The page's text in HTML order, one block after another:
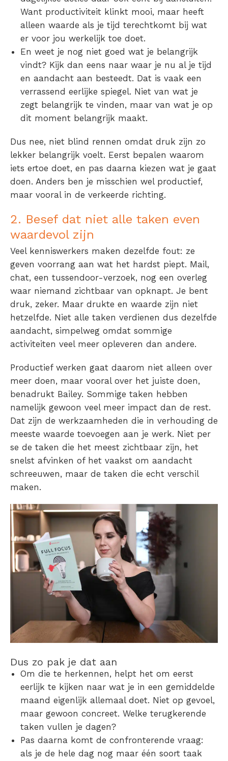
Want productiviteit klinkt mooi, maar heeft
alleen waarde als je tijd terechtkomt bij wat
er voor jou werkelijk toe doet.
En weet je nog niet goed wat je belangrijk
vindt? Kijk dan eens naar waar je nu al je tijd
en aandacht aan besteedt. Dat is vaak een
verrassend eerlijke spiegel. Niet van wat je
zegt belangrijk te vinden, maar van wat je op
dit moment belangrijk maakt.
Dus nee, niet blind rennen omdat druk zijn zo
lekker belangrijk voelt. Eerst bepalen waarom
iets ertoe doet, en pas daarna kiezen wat je gaat
doen. Anders ben je misschien wel productief,
maar vooral in de verkeerde richting.
2. Besef dat niet alle taken even
waardevol zijn
Veel kenniswerkers maken dezelfde fout: ze
geven voorrang aan wat het hardst piept. Mail,
chat, een tussendoor-verzoek, nog een overleg
waar niemand zichtbaar van opknapt. Je bent
druk, zeker. Maar drukte en waarde zijn niet
hetzelfde. Niet alle taken verdienen dus dezelfde
aandacht, simpelweg omdat sommige
activiteiten veel meer opleveren dan andere.
Productief werken gaat daarom niet alleen over
meer doen, maar vooral over het juiste doen,
benadrukt Bailey. Sommige taken hebben
namelijk gewoon veel meer impact dan de rest.
Dat zijn de werkzaamheden die in verhouding de
meeste waarde toevoegen aan je werk. Niet per
se de taken die het meest zichtbaar zijn, het
snelst afvinken of het vaakst om aandacht
schreeuwen, maar de taken die echt verschil
maken.
Dus zo pak je dat aan
Om die te herkennen, helpt het om eerst
eerlijk te kijken naar wat je in een gemiddelde
maand eigenlijk allemaal doet. Niet op gevoel,
maar gewoon concreet. Welke terugkerende
taken vullen je dagen?
Pas daarna komt de confronterende vraag:
als je de hele dag nog maar één soort taak